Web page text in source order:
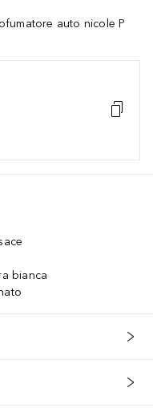
auto nicole P
bianca